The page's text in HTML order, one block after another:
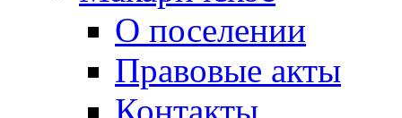
О поселении
Правовые акты
Контакты